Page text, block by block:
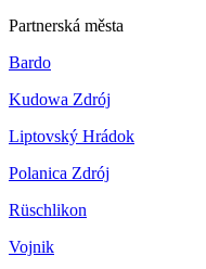
Partnerská města
Bardo
Kudowa Zdrój
Liptovský Hrádok
Polanica Zdrój
Rüschlikon
Vojnik